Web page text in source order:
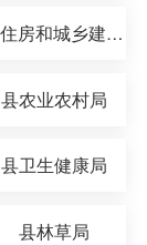
县住房和城乡建设局
县农业农村局
县卫生健康局
县林草局